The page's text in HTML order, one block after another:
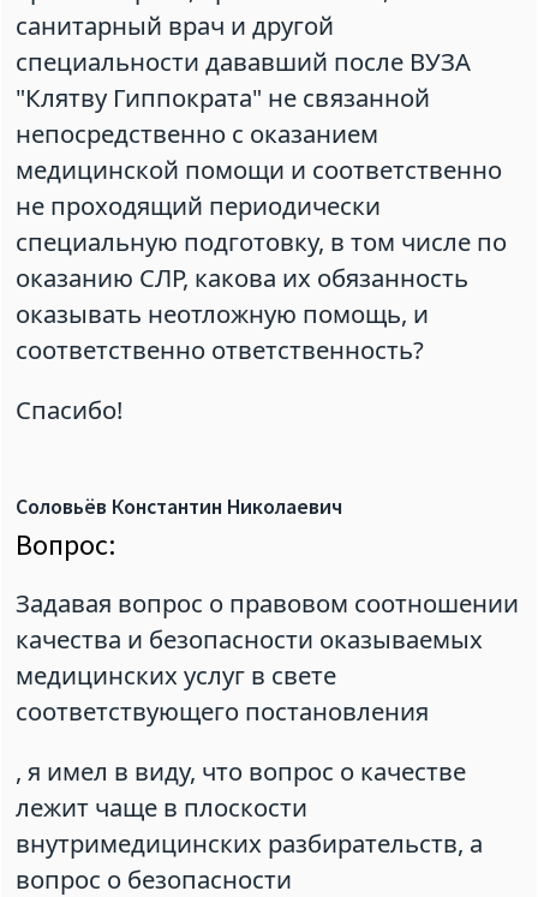
санитарный врач и другой
специальности дававший после ВУЗА
"Клятву Гиппократа" не связанной
непосредственно с оказанием
медицинской помощи и соответственно
не проходящий периодически
специальную подготовку, в том числе по
оказанию СЛР, какова их обязанность
оказывать неотложную помощь, и
соответственно ответственность?
Спасибо!
Соловьёв Константин Николаевич
Вопрос:
Задавая вопрос о правовом соотношении
качества и безопасности оказываемых
медицинских услуг в свете
соответствующего постановления
, я имел в виду, что вопрос о качестве
лежит чаще в плоскости
внутримедицинских разбирательств, а
вопрос о безопасности